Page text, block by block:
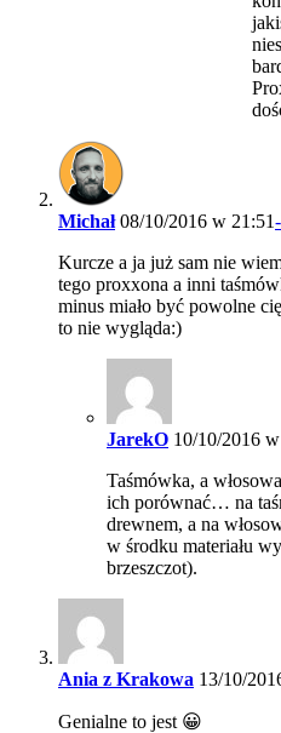
Michał08/10/2016 w 21:51
Kurcze a ja już sam nie
tego proxxona a inni
minus miało być powolne
to nie wygląda:)
JarekO 10/10/2016
Taśmówka, a
ich porównać… na
drewnem, a na
w środku materiału
brzeszczot).
Ania z Krakowa 13/10/
Genialne to jest 😀